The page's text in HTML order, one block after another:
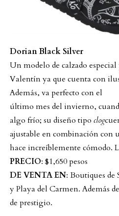
Dorian Black Silver
Un modelo de calzado especial
Valentín ya que cuenta con
Además, va perfecto con el
último mes del invierno,
algo frío; su diseño tipo clog
ajustable en combinación con
hace increíblemente cómodo.
PRECIO: $1,650 pesos
DE VENTA EN: Boutiques de
y Playa del Carmen. Además
de prestigio.